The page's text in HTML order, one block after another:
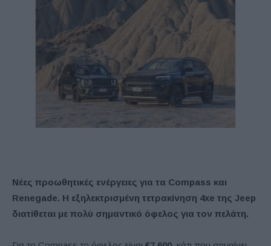
Νέες προωθητικές ενέργειες για τα Compass και
Renegade. Η εξηλεκτρισμένη τετρακίνηση 4xe της Jeep
διατίθεται με πολύ σημαντικό όφελος για τον πελάτη.